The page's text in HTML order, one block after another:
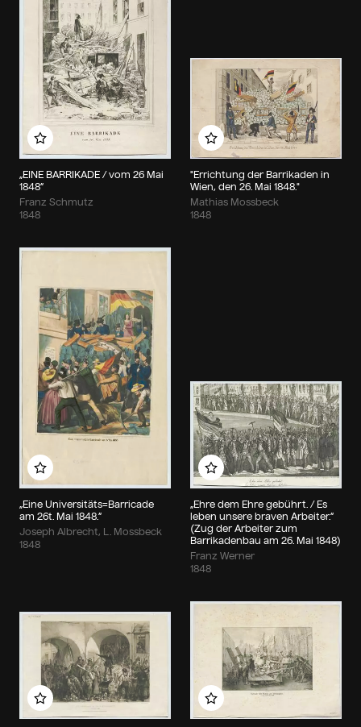
„EINE BARRIKADE / vom 26 Mai
1848“
Franz Schmutz
1848
Zu meinem Album hinzufügen
"Errichtung der Barrikaden in
Wien, den 26. Mai 1848."
Mathias Mossbeck
1848
Zu meinem Album
„Eine Universitäts=Barricade
am 26t. Mai 1848.“
Joseph Albrecht, L. Mossbeck
1848
Zu meinem Album hinzufügen
„Ehre dem Ehre gebührt. / Es
leben unsere braven Arbeiter.“
(Zug der Arbeiter zum
Barrikadenbau am 26. Mai 1848)
Franz Werner
1848
Zu meinem Album
Zu meinem Album hinzufügenZu meinem Album